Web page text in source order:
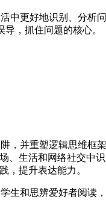
中更好地识别、分析问
，抓住问题的核心。
，并重塑逻辑思维框
、生活和网络社交中
，提升表达能力。
生和思辨爱好者阅读